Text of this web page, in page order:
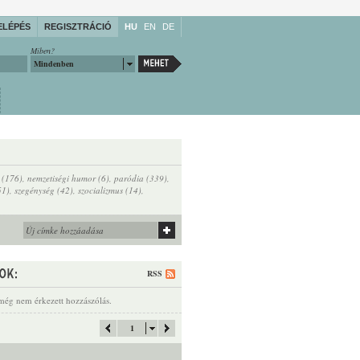
REGISZTRÁCIÓ HU EN DE
Miben?
Mindenben
(176), nemzetiségi humor (6), paródia (339),
, szegénység (42), szocializmus (14),
RSS
nem érkezett hozzászólás.
1